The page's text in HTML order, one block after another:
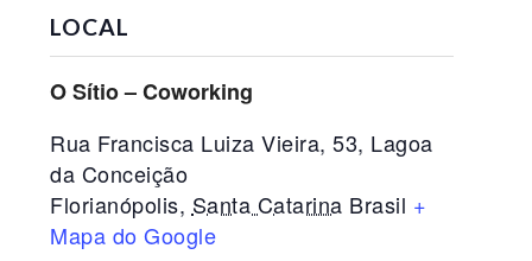
LOCAL
O Sítio – Coworking
Rua Francisca Luiza Vieira, 53, Lagoa
da Conceição
Florianópolis, Santa Catarina Brasil +
Mapa do Google